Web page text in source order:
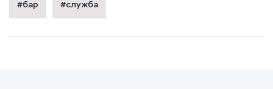
#бар #служба